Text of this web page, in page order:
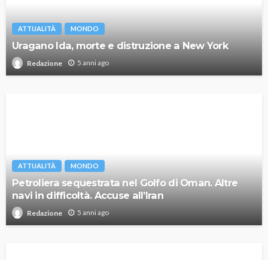
ATTUALITÀ MONDO
Uragano Ida, morte e distruzione a New York
Redazione 5 anni ago
ATTUALITÀ MONDO
Petroliera sequestrata nel Golfo di Oman. Altre
navi in difficoltà. Accuse all’Iran
Redazione 5 anni ago